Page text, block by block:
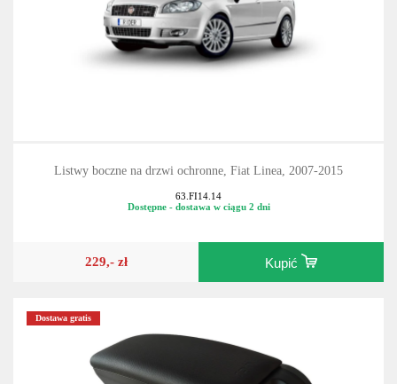
Listwy boczne na drzwi ochronne, Fiat Linea, 2007-2015
63.FI14.14
Dostępne - dostawa w ciągu 2 dni
229,- zł Kupić
Dostawa gratis